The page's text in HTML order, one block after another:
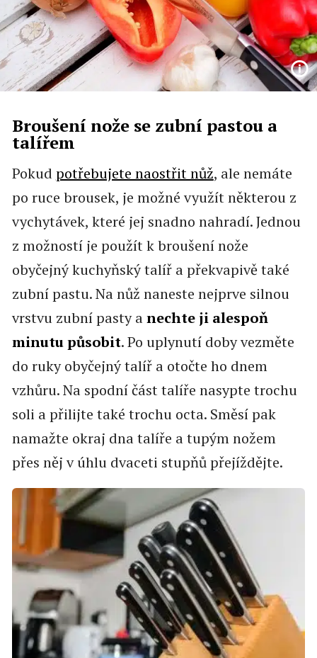
Broušení nože se zubní pastou a
talířem
Pokud potřebujete naostřit nůž, ale nemáte
po ruce brousek, je možné využít některou z
vychytávek, které jej snadno nahradí. Jednou
z možností je použít k broušení nože
obyčejný kuchyňský talíř a překvapivě také
zubní pastu. Na nůž naneste nejprve silnou
vrstvu zubní pasty anechte ji alespoň
minutu působit. Po uplynutí doby vezměte
do ruky obyčejný talíř a otočte ho dnem
vzhůru. Na spodní část talíře nasypte trochu
soli a přilijte také trochu octa. Směsí pak
namažte okraj dna talíře a tupým nožem
přes něj v úhlu dvaceti stupňů přejíždějte.